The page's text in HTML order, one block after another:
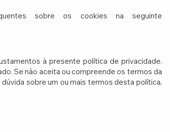
sobre os cookies na seguinte
à presente política de privacidade.
Se não aceita ou compreende os termos da
sobre um ou mais termos desta política,